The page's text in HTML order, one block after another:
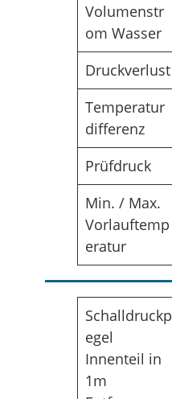
Volumenstr
om Wasser
Druckverlust
Temperatur
differenz
Prüfdruck
Min. / Max.
Vorlauftemp
eratur
Schalldruckp
egel
Innenteil in
1m